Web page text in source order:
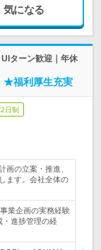
気になる
ターン歓迎｜年休
★福利厚生充実
日制
画の立案・推進、
ます。会社全体の
業企画の実務経験
・進捗管理の経